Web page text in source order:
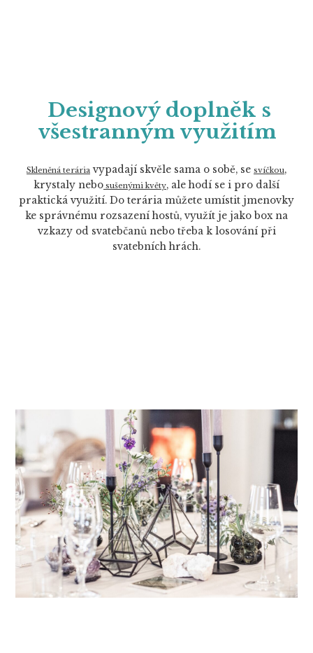
Designový doplněk s
všestranným využitím
Skleněná terária vypadají skvěle sama o sobě, se svíčkou,
krystaly nebo sušenými květy, ale hodí se i pro další
praktická využití. Do terária můžete umístit jmenovky
ke správnému rozsazení hostů, využít je jako box na
vzkazy od svatebčanů nebo třeba k losování při
svatebních hrách.